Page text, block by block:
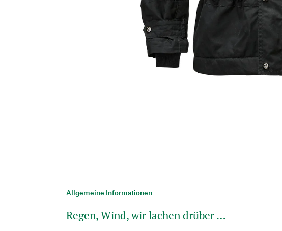
Allgemeine Informationen
Regen, Wind, wir lachen drüber …